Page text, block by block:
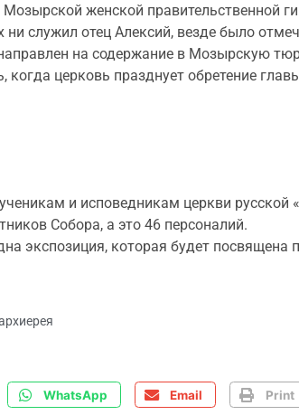
женской правительственной
служил отец Алексий, везде было
на содержание в Мозырскую
церковь празднует обретение
и исповедникам церкви русской
Собора, а это 46 персоналий.
экспозиция, которая будет посвящена
WhatsApp Email Print